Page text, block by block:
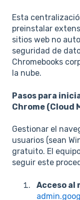
Esta
preinstalar
sitios web no
seguridad de
Chromebooks
la nube.
Pasos para
Chrome (Cloud
Gestionar el
usuarios (sean
gratuito. El
seguir este
Acceso al